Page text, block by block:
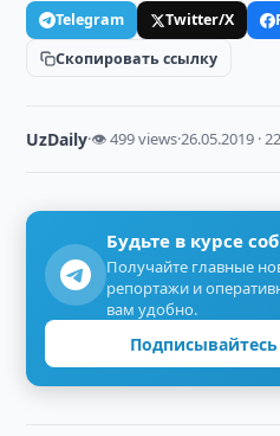
Telegram Twitter/X
Скопировать ссылку
UzDaily·👁 499 views·26.05.2019 ·
Будьте в курсе
Получайте главные
репортажи и
вам удобно.